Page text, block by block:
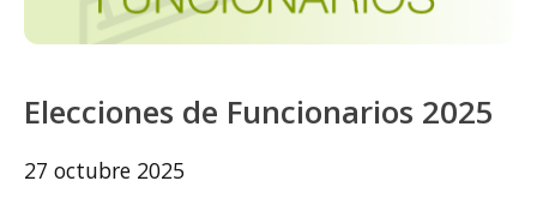
Elecciones de Funcionarios 2025
27 octubre 2025